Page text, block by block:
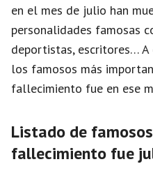
en el mes de julio han
personalidades famosas
deportistas, escritores… A
los famosos más
fallecimiento fue en ese
Listado de
fallecimiento fue